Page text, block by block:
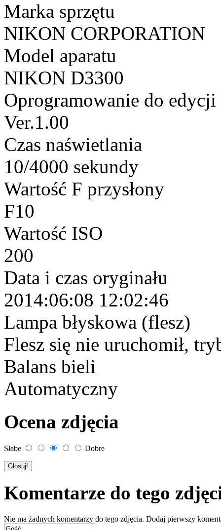
Marka sprzętu
NIKON CORPORATION
Model aparatu
NIKON D3300
Oprogramowanie do edycji
Ver.1.00
Czas naświetlania
10/4000 sekundy
Wartość F przysłony
F10
Wartość ISO
200
Data i czas oryginału
2014:06:08 12:02:46
Lampa błyskowa (flesz)
Flesz się nie uruchomił,
Balans bieli
Automatyczny
Ocena zdjęcia
Słabe Dobre
Komentarze do tego
Nie ma żadnych komentarzy do tego zdjęcia. Dodaj pierwszy